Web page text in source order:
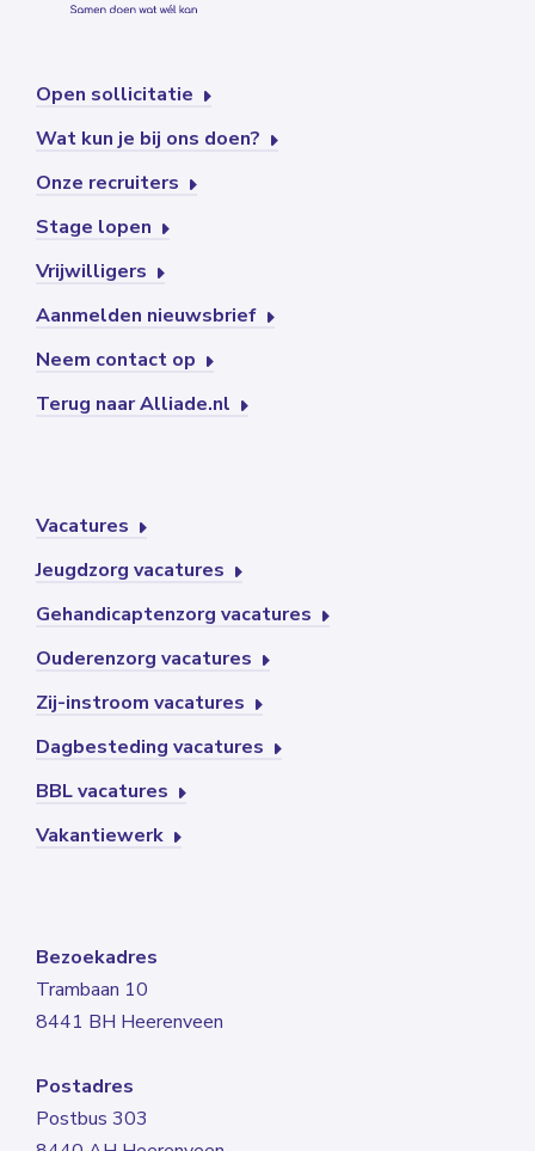
Open sollicitatie
Wat kun je bij ons doen?
Onze recruiters
Stage lopen
Vrijwilligers
Aanmelden nieuwsbrief
Neem contact op
Terug naar Alliade.nl
Vacatures
Jeugdzorg vacatures
Gehandicaptenzorg vacatures
Ouderenzorg vacatures
Zij-instroom vacatures
Dagbesteding vacatures
BBL vacatures
Vakantiewerk
Bezoekadres
Trambaan 10
8441 BH Heerenveen
Postadres
Postbus 303